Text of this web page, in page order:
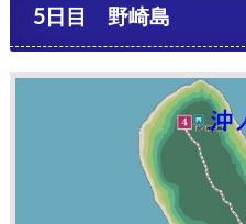
5日目 野崎島